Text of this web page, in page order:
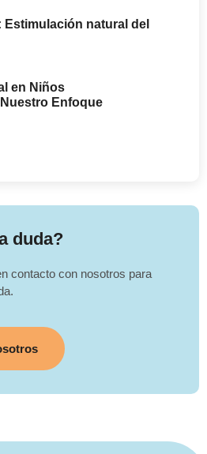
Estimulación natural del
en Niños
Enfoque
duda?
contacto con nosotros para